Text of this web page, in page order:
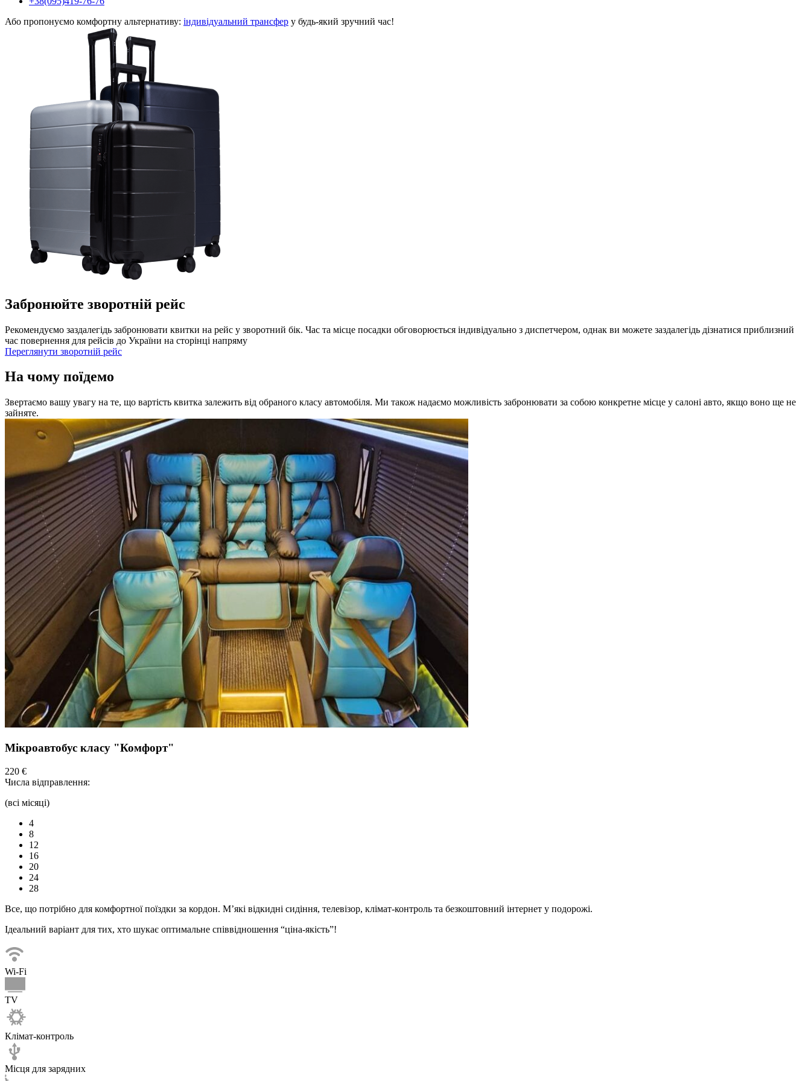
Або пропонуємо комфортну альтернативу: індивідуальний трансфер у будь-який зручний час!
Забронюйте зворотній рейс
Рекомендуємо заздалегідь забронювати квитки на рейс у зворотний бік. Час та місце посадки обговорюється індивідуально з диспетчером, однак ви можете заздалегідь дізнатися приблизний
час повернення для рейсів до України на сторінці напряму
Переглянути зворотній рейс
На чому поїдемо
Звертаємо вашу увагу на те, що вартість квитка залежить від обраного класу автомобіля. Ми також надаємо можливість забронювати за собою конкретне місце у салоні авто, якщо воно ще не
зайняте.
Мікроавтобус класу "Комфорт"
220 €
Числа відправлення:
(всі місяці)
4
8
12
16
20
24
28
Все, що потрібно для комфортноїпоїздки за кордон. М’які відкидні сидіння, телевізор, клімат-контроль та безкоштовний інтернет у подорожі.
Ідеальний варіант для тих, хто шукає оптимальне співвідношення “ціна-якість”!
Wi-Fi
TV
Клімат-контроль
Місця для зарядних